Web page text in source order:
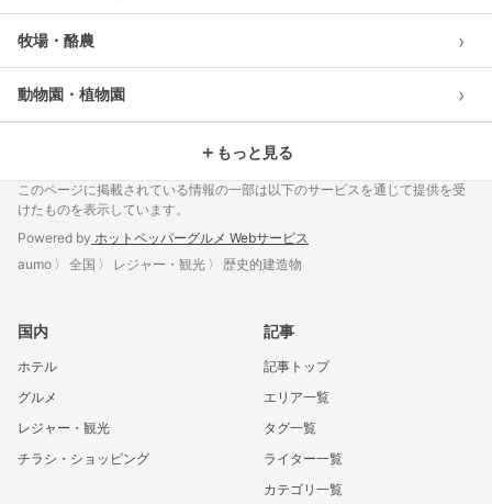
牧場・酪農 ›
動物園・植物園 ›
＋ もっと見る
このページに掲載されている情報の一部は以下のサービスを通じて提供を受
けたものを表示しています。
Powered by ホットペッパーグルメ Webサービス
aumo
全国 レジャー・観光 歴史的建造物
国内
ホテル
グルメ
レジャー・観光
チラシ・ショッピング
記事
記事トップ
エリア一覧
タグ一覧
ライター一覧
カテゴリ一覧